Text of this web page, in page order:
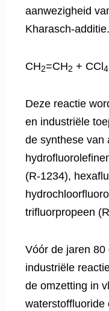
aanwezigheid
Kharasch-additie.
CH2=CH2 + CCl 4
Deze reactie
en industriële
de synthese van
(R-1234),
trifluorpropeen
Vóór de jaren
industriële
de omzetting in
waterstoffluoride